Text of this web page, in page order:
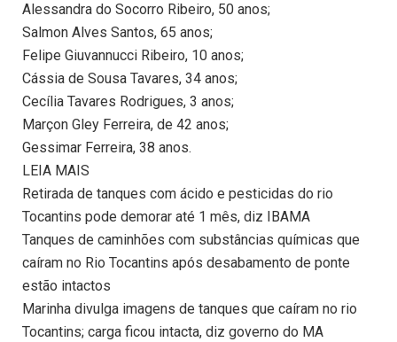
Alessandra do Socorro Ribeiro, 50 anos;
Salmon Alves Santos, 65 anos;
Felipe Giuvannucci Ribeiro, 10 anos;
Cássia de Sousa Tavares, 34 anos;
Cecília Tavares Rodrigues, 3 anos;
Marçon Gley Ferreira, de 42 anos;
Gessimar Ferreira, 38 anos.
LEIA MAIS
Retirada de tanques com ácido e pesticidas do rio
Tocantins pode demorar até 1 mês, diz IBAMA
Tanques de caminhões com substâncias químicas que
caíram no Rio Tocantins após desabamento de ponte
estão intactos
Marinha divulga imagens de tanques que caíram no rio
Tocantins; carga ficou intacta, diz governo do MA